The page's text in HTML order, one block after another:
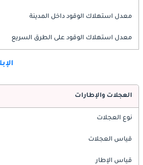
معدل استهلاك الوقود داخل المدينة
معدل استهلاك الوقود على الطرق السريع
العجلات والإطارات
نوع العجلات
قياس العجلات
قياس الإطار